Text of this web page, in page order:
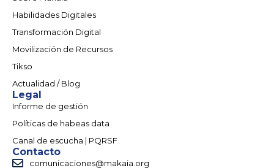
Habilidades Digitales
Transformación Digital
Movilización de Recursos
Tikso
Actualidad / Blog
Legal
Informe de gestión
Políticas de habeas data
Canal de escucha | PQRSF
Contacto
comunicaciones@makaia.org